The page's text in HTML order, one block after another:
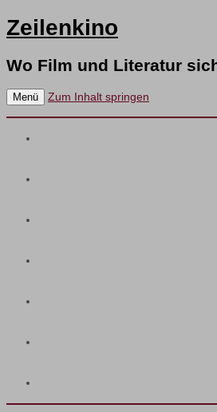
Zeilenkino
Wo Film und Literatur
Menü Zum Inhalt springen